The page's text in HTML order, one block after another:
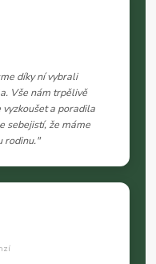
díky ní vybrali
Vše nám trpělivě
a poradila
sebejistí, že máme
rodinu."